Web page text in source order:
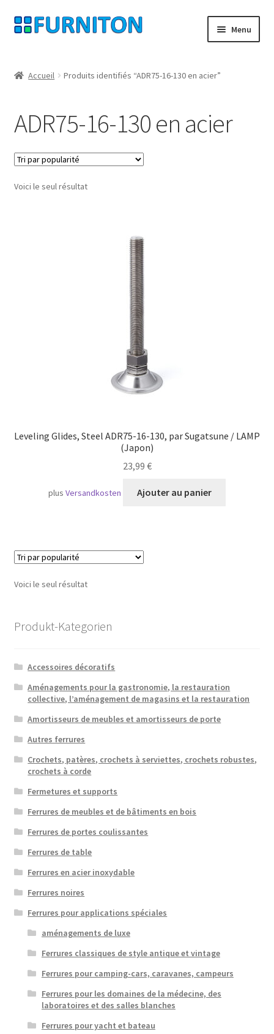
Aller
à
navigation
Aller
au
Menu
Protection des données
Droit de rétractation
Contact
CONDITIONS GÉNÉRALES DE VENTE
Accueil Produits identifiés “ADR75-16-130 en acier”
ADR75-16-130 en acier
Voici le seul résultat
Leveling Glides, Steel ADR75-16-130, par Sugatsune / LAMP
(Japon)
23,99 €
plusVersandkosten Ajouter au panier
Voici le seul résultat
Produkt-Kategorien
Accessoires décoratifs
Aménagements pour la gastronomie, la restauration
collective, l’aménagement de magasins et la restauration
Amortisseurs de meubles et amortisseurs de porte
Autres ferrures
Crochets, patères, crochets à serviettes, crochets robustes,
crochets à corde
Fermetures et supports
Ferrures de meubles et de bâtiments en bois
Ferrures de portes coulissantes
Ferrures de table
Ferrures en acier inoxydable
Ferrures noires
Ferrures pour applications spéciales
aménagements de luxe
Ferrures classiques de style antique et vintage
Ferrures pour camping-cars, caravanes, campeurs
Ferrures pour les domaines de la médecine, des
laboratoires et des salles blanches
Ferrures pour yacht et bateau